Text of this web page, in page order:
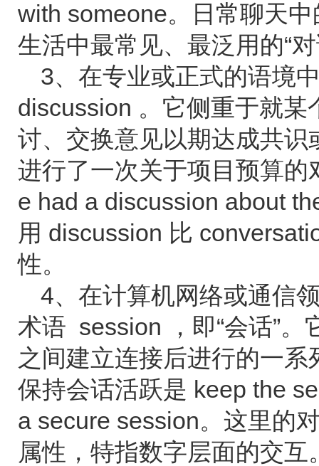
with someone。日常聊天
生活中最常见、最泛用的“
3、在专业或正式的语境
discussion 。它侧重于就某
讨、交换意见以期达成共
进行了一次关于项目预算
e had a discussion about
用 discussion 比
性。
4、在计算机网络或通信
术语 session ，即“会话”。
之间建立连接后进行的一
保持会话活跃是 keep the
a secure session。这里的
属性，特指数字层面的交互